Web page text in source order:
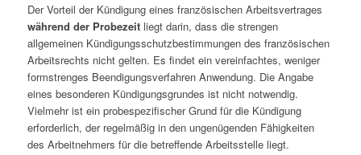
Der Vorteil der Kündigung eines französischen Arbeitsvertrages
während der Probezeitliegt darin, dass die strengen
allgemeinen Kündigungsschutzbestimmungen des französischen
Arbeitsrechts nicht gelten. Es findet ein vereinfachtes, weniger
formstrenges Beendigungsverfahren Anwendung. Die Angabe
eines besonderen Kündigungsgrundes ist nicht notwendig.
Vielmehr ist ein probespezifischer Grund für die Kündigung
erforderlich, der regelmäßig in den ungenügenden Fähigkeiten
des Arbeitnehmers für die betreffende Arbeitsstelle liegt.